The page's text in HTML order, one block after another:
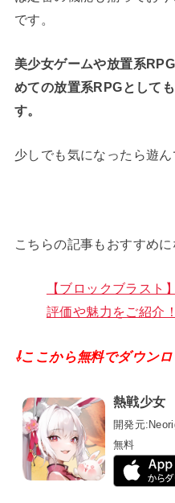
です。
美少女ゲームや放置系
めての放置系RPGとして
す。
少しでも気になったら遊ん
こちらの記事もおすすめに
【ブロックブラスト
評価や魅力をご紹介！
⇩ここから無料でダウン
熱戦少女
開発元:
無料